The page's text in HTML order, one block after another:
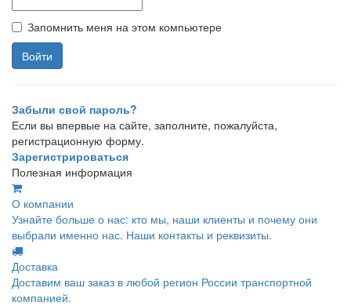
Запомнить меня на этом компьютере
Забыли свой пароль?
Если вы впервые на сайте, заполните, пожалуйста,
регистрационную форму.
Зарегистрироваться
Полезная информация
О компании
Узнайте больше о нас: кто мы, наши клиенты и почему они
выбрали именно нас. Наши контакты и реквизиты.
Доставка
Доставим ваш заказ в любой регион России транспортной
компанией.